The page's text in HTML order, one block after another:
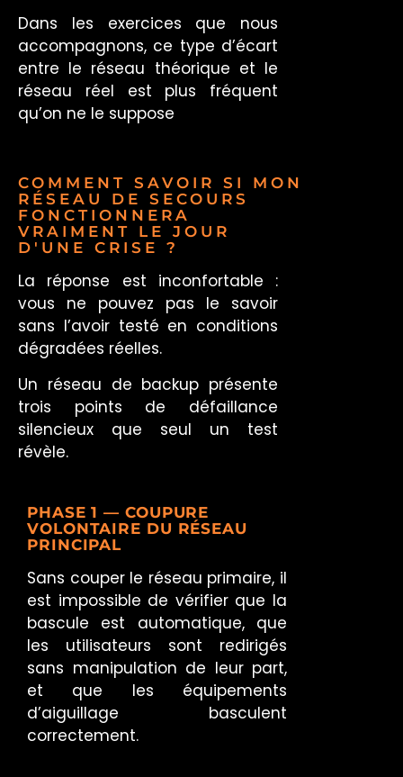
Dans les exercices que nous
accompagnons, ce type d’écart
entre le réseau théorique et le
réseau réel est plus fréquent
qu’on ne le suppose
COMMENT SAVOIR SI MON
RÉSEAU DE SECOURS
FONCTIONNERA
VRAIMENT LE JOUR
D'UNE CRISE ?
La réponse est inconfortable :
vous ne pouvez pas le savoir
sans l’avoir testé en conditions
dégradées réelles.
Un réseau de backup présente
trois points de défaillance
silencieux que seul un test
révèle.
PHASE 1 — COUPURE
VOLONTAIRE DU RÉSEAU
PRINCIPAL
Sans couper le réseau primaire, il
est impossible de vérifier que la
bascule est automatique, que
les utilisateurs sont redirigés
sans manipulation de leur part,
et que les équipements
d’aiguillage basculent
correctement.